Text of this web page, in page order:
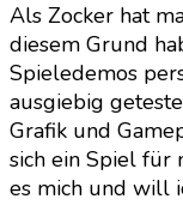
Als Zocker hat
diesem Grund
Spieledemos
ausgiebig
Grafik und
sich ein Spiel für
es mich und will